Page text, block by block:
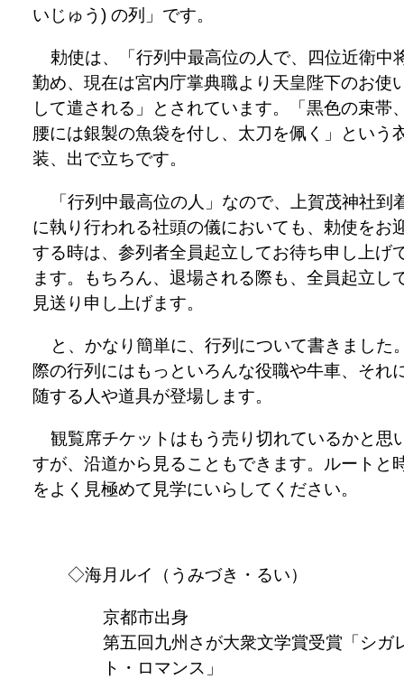
いじゅう) の列」です。
勅使は、「行列中最高位の人で、四位近衛中
勤め、現在は宮内庁掌典職より天皇陛下のお使
して遣される」とされています。「黒色の束帯
腰には銀製の魚袋を付し、太刀を佩く」という
装、出で立ちです。
「行列中最高位の人」なので、上賀茂神社到
に執り行われる社頭の儀においても、勅使をお
する時は、参列者全員起立してお待ち申し上げ
ます。もちろん、退場される際も、全員起立し
見送り申し上げます。
と、かなり簡単に、行列について書きました
際の行列にはもっといろんな役職や牛車、それ
随する人や道具が登場します。
観覧席チケットはもう売り切れているかと思
すが、沿道から見ることもできます。ルートと
をよく見極めて見学にいらしてください。
◇海月ルイ（うみづき・るい）
京都市出身
第五回九州さが大衆文学賞受賞「シガ
ト・ロマンス」